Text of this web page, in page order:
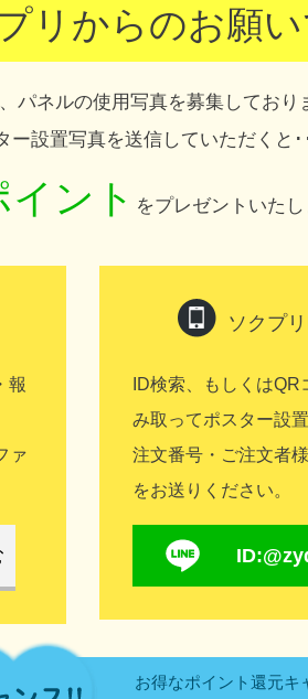
リからのお願
パネルの使用写真を募集しており
ー設置写真を送信していただくと･
ント をプレゼントいたし
報
ァ
ソクプ
ID検索、もしくはQR
み取ってポスター設
注文番号・ご注文者
をお送りください。
お得なポイント還元キ